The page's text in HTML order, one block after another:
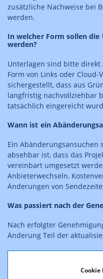
Cookie
zusätzliche Nachweise bei
werden.
In welcher Form sollen
werden?
Unterlagen sind bitte
Form von Links oder Cloud-
sichergestellt, dass aus
langfristig nachvollziehbar
tatsächlich eingereicht
Wann ist ein
Ein Abänderungsansuchen
absehbar ist, dass das
vereinbart umgesetzt
Anbieterwechseln,
Änderungen von
Was passiert nach der
Nach erfolgter
Änderung Teil der
Gibt es Empfehlungen zur